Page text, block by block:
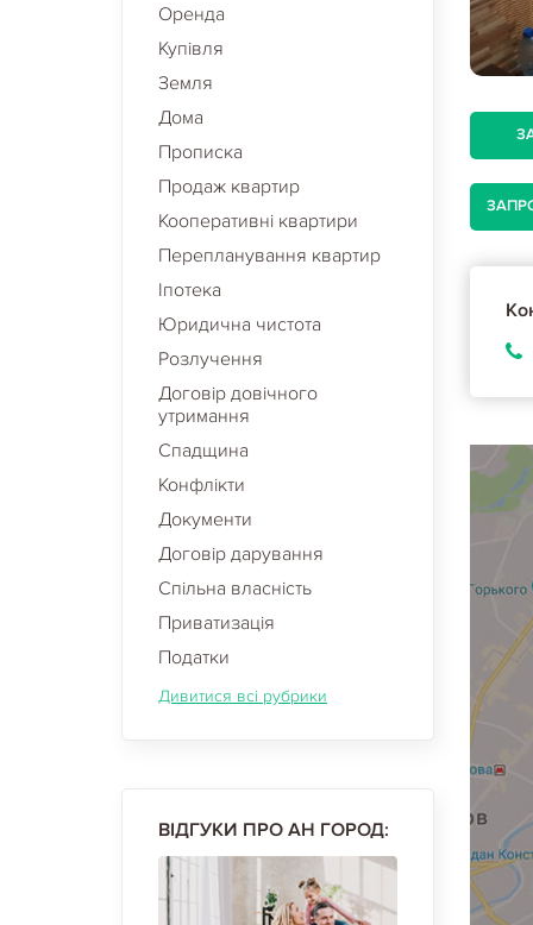
Оренда
Купівля
Земля
Дома
Прописка
Продаж квартир
Кооперативні квартири
Перепланування квартир
Іпотека
Юридична чистота
Розлучення
Договір довічного
утримання
Спадщина
Конфлікти
Документи
Договір дарування
Спільна власність
Приватизація
Податки
Дивитися всі рубрики
ВІДГУКИ ПРО АН ГОРОД: